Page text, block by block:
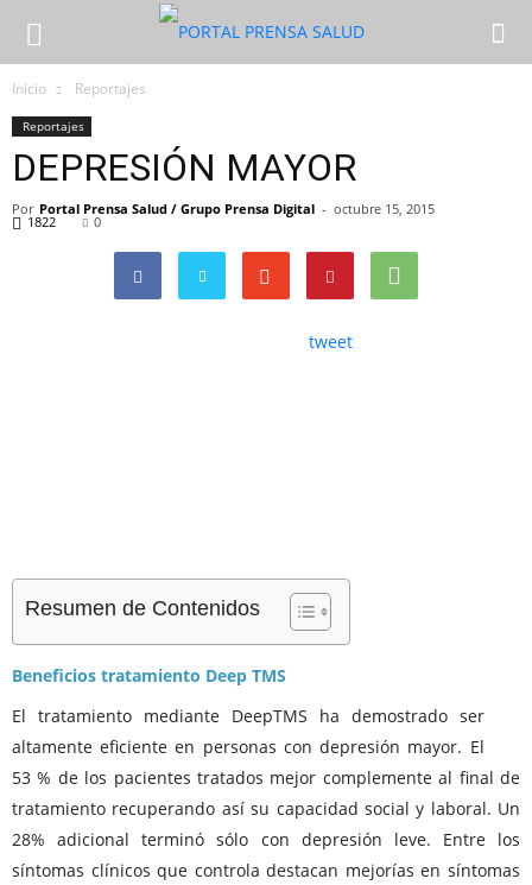
Inicio Reportajes
Reportajes
DEPRESIÓN MAYOR
Por Portal Prensa Salud / Grupo Prensa Digital - octubre 15, 2015
1822 0
tweet
Resumen de Contenidos
Beneficios tratamiento Deep TMS
El tratamiento mediante DeepTMS ha demostrado ser
altamente eficiente en personas con depresión mayor. El
53 % de los pacientes tratados mejor complemente al final de
tratamiento recuperando así su capacidad social y laboral. Un
28% adicional terminó sólo con depresión leve. Entre los
síntomas clínicos que controla destacan mejorías en síntomas